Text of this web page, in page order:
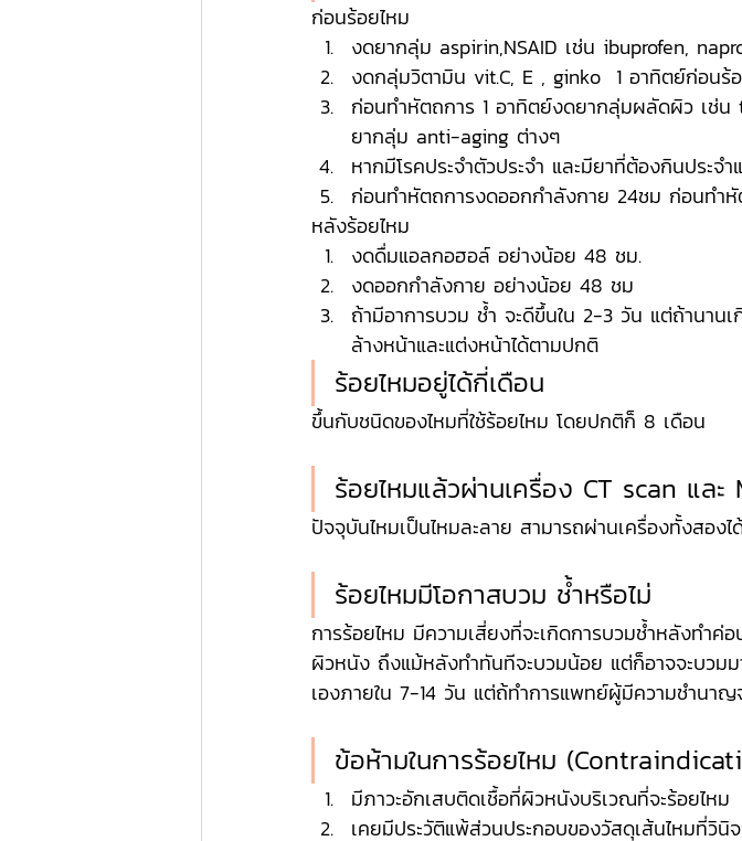
ก่อนร้อยไหม
งดยากลุ่ม aspirin,NSAID เช่น ibuprofen,
งดกลุ่มวิตามิน vit.C, E , ginko  1 อาทิตย์ก่อนร้
ก่อนทำหัตถการ 1 อาทิตย์งดยากลุ่มผลัดผิว เช่
ยากลุ่ม anti-aging ต่างๆ
หากมีโรคประจำตัวประจำ และมียาที่ต้องกินประ
ก่อนทำหัตถการงดออกกำลังกาย 24ชม ก่อนทำ
หลังร้อยไหม
งดดื่มแอลกอฮอล์ อย่างน้อย 48 ชม.
งดออกกำลังกาย อย่างน้อย 48 ชม
ถ้ามีอาการบวม ช้ำ จะดีขึ้นใน 2-3 วัน แต่ถ้านาน
ล้างหน้าและแต่งหน้าได้ตามปกติ
ร้อยไหมอยู่ได้กี่เดือน
ขึ้นกับชนิดของไหมที่ใช้ร้อยไหม โดยปกติก็ 8 เดือน
ร้อยไหมแล้วผ่านเครื่อง CT scan และ
ปัจจุบันไหมเป็นไหมละลาย สามารถผ่านเครื่องทั้งสอง
ร้อยไหมมีโอกาสบวม ช้ำหรือไม่
การร้อยไหม มีความเสี่ยงที่จะเกิดการบวมช้ำหลังทำค่
ผิวหนัง ถึงแม้หลังทำทันทีจะบวมน้อย แต่ก็อาจจะบวม
เองภายใน 7-14 วัน แต่ถ้ทำการแพทย์ผู้มีความชำนาญ
ข้อห้ามในการร้อยไหม
มีภาวะอักเสบติดเชื้อที่ผิวหนังบริเวณที่จะร้อยไหม
เคยมีประวัติแพ้ส่วนประกอบของวัสดุเส้นไหมที่วิ